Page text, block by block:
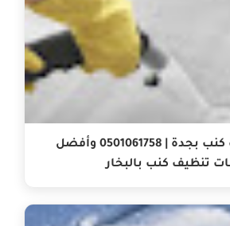
شركة تنظيف كنب بجدة | 0501061758 وأفضل
تنظيف كنب بالبخار